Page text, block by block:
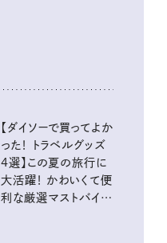
【ダイソーで買ってよか
った！ トラベルグッズ
4選】この夏の旅行に
大活躍！ かわいくて便
利な厳選マストバイア